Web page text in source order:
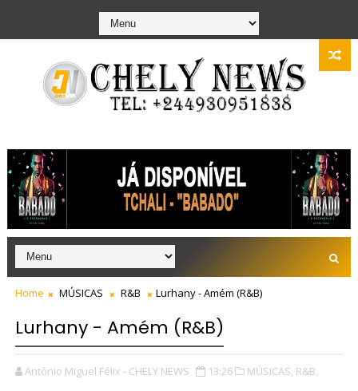
Home MÚSICAS R&B Lurhany - Amém (R&B)
Lurhany - Amém (R&B)
António Miguel Félix - CHELY NEWS 13:26 MÚSICAS, R&B,